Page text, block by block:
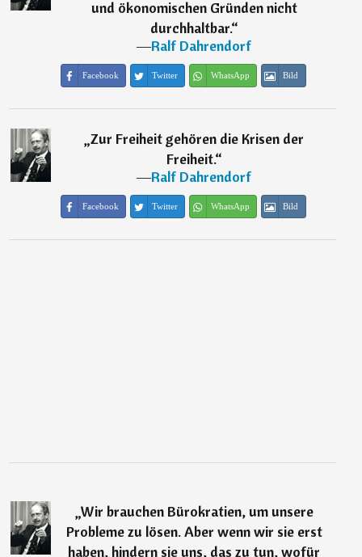
und ökonomischen Gründen nicht
durchhaltbar.“
―Ralf Dahrendorf
Facebook Twitter WhatsApp Bild
„Zur Freiheit gehören die Krisen der
Freiheit.“
―Ralf Dahrendorf
Facebook Twitter WhatsApp Bild
„Wir brauchen Bürokratien, um unsere
Probleme zu lösen. Aber wenn wir sie erst
haben, hindern sie uns, das zu tun, wofür